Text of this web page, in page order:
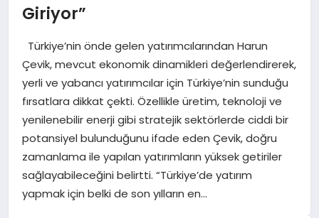
MAGAZIN
SAĞLIK
SIYASET
SPOR
TEKNOLOJI
YAŞAM
Giriyor”
Türkiye’nin önde gelen yatırımcılarından Harun
Çevik, mevcut ekonomik dinamikleri değerlendirerek,
yerli ve yabancı yatırımcılar için Türkiye’nin sunduğu
fırsatlara dikkat çekti. Özellikle üretim, teknoloji ve
yenilenebilir enerji gibi stratejik sektörlerde ciddi bir
potansiyel bulunduğunu ifade eden Çevik, doğru
zamanlama ile yapılan yatırımların yüksek getiriler
sağlayabileceğini belirtti. “Türkiye’de yatırım
yapmak için belki de son yılların en…